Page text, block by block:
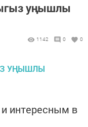
уңышлы
1142 0 0
интересным в